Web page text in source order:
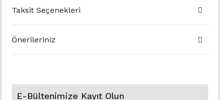
Taksit Seçenekleri
Önerileriniz
E-Bültenimize Kayıt Olun